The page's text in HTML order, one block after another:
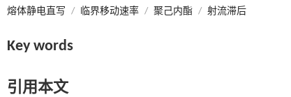
熔体静电直写 / 临界移动速率 / 聚己内酯 / 射流滞后
Key words
引用本文